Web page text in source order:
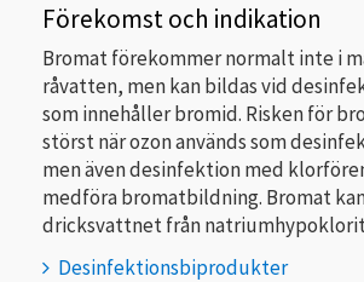
Förekomst och indikation
Bromat förekommer normalt inte i
råvatten, men kan bildas vid
som innehåller bromid. Risken för
störst när ozon används som
men även desinfektion med
medföra bromatbildning. Bromat
dricksvattnet från
Desinfektionsbiprodukter